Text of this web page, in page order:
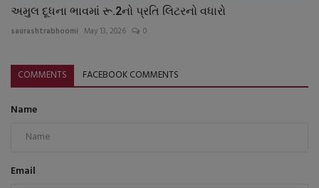
અમુલ દૂધના ભાવમાં રૂ.2નો પ્રતિ લિટરનો વધારો
saurashtrabhoomi May 13, 2026 0
COMMENTS FACEBOOK COMMENTS
Name
Email